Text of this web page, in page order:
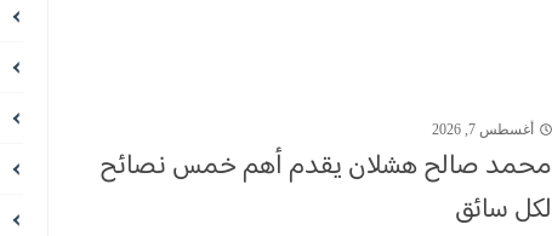
أغسطس 7, 2026
محمد صالح هشلان يقدم أهم خمس نصائح
لكل سائق